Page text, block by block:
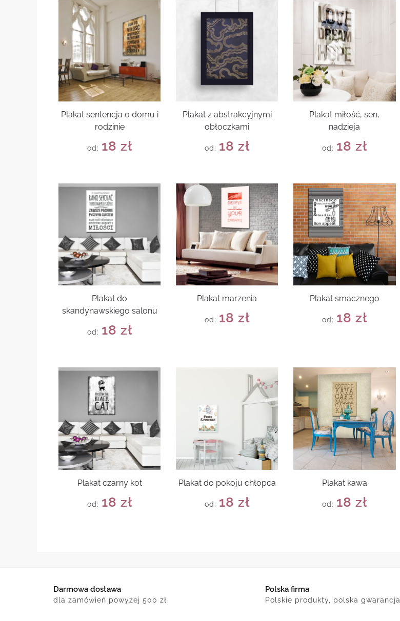
Plakat sentencja o domu i
rodzinie
od: 18 zł
Plakat z abstrakcyjnymi
obłoczkami
od: 18 zł
Plakat miłość, sen,
nadzieja
od: 18 zł
Plakat do
skandynawskiego salonu
od: 18 zł
Plakat marzenia
od: 18 zł
Plakat smacznego
od: 18 zł
Plakat czarny kot
od: 18 zł
Plakat do pokoju chłopca
od: 18 zł
Plakat kawa
od: 18 zł
Darmowa dostawa
dla zamówień powyżej 500 zł
Polska firma
Polskie produkty, polska gwarancja